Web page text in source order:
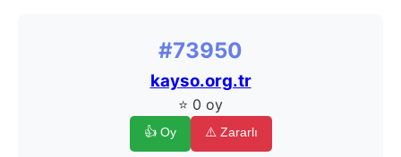
#73950
kayso.org.tr
⭐ 0 oy
👍 Oy ⚠️ Zararlı